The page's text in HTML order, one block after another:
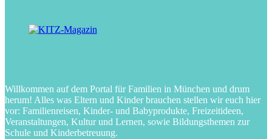
Willkommen auf dem Portal für Familien in München und drum
herum! Alles was Eltern und Kinder brauchen stellen wir euch hier
vor: Familienreisen, Kinder- und Babyprodukte, Freizeitideen,
Veranstaltungen, Kultur und Lernen, sowie Bildungsthemen zur
Schule und Kinderbetreuung.